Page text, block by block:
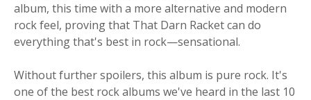
album, this time with a more alternative and modern
rock feel, proving that That Darn Racket can do
everything that's best in rock—sensational.
Without further spoilers, this album is pure rock. It's
one of the best rock albums we've heard in the last 10